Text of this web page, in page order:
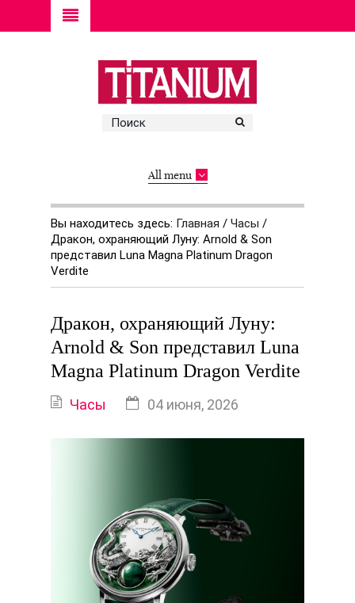
All menu
Вы находитесь здесь: Главная / Часы /
Дракон, охраняющий Луну: Arnold & Son
представил Luna Magna Platinum Dragon
Verdite
Дракон, охраняющий Луну:
Arnold & Son представил Luna
Magna Platinum Dragon Verdite
Часы 04 июня, 2026